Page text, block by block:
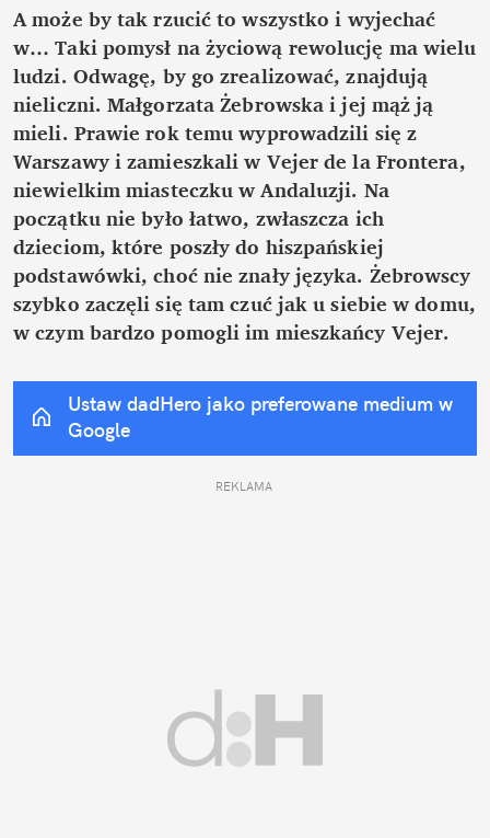
A może by tak rzucić to wszystko i wyjechać
w… Taki pomysł na życiową rewolucję ma wielu
ludzi. Odwagę, by go zrealizować, znajdują
nieliczni. Małgorzata Żebrowska i jej mąż ją
mieli. Prawie rok temu wyprowadzili się z
Warszawy i zamieszkali w Vejer de la Frontera,
niewielkim miasteczku w Andaluzji. Na
początku nie było łatwo, zwłaszcza ich
dzieciom, które poszły do hiszpańskiej
podstawówki, choć nie znały języka. Żebrowscy
szybko zaczęli się tam czuć jak u siebie w domu,
w czym bardzo pomogli im mieszkańcy Vejer.
Ustaw dadHero jako preferowane medium w
Google
REKLAMA